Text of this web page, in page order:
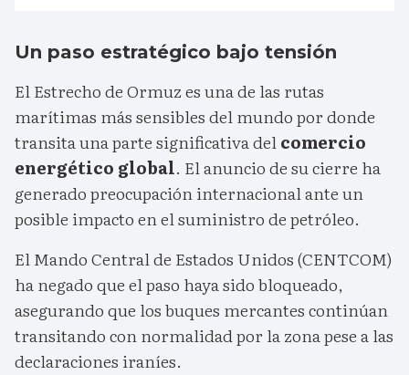
Un paso estratégico bajo tensión
El Estrecho de Ormuz es una de las rutas
marítimas más sensibles del mundo por donde
transita una parte significativa delcomercio
energético global. El anuncio de su cierre ha
generado preocupación internacional ante un
posible impacto en el suministro de petróleo.
El Mando Central de Estados Unidos (CENTCOM)
ha negado que el paso haya sido bloqueado,
asegurando que los buques mercantes continúan
transitando con normalidad por la zona pese a las
declaraciones iraníes.